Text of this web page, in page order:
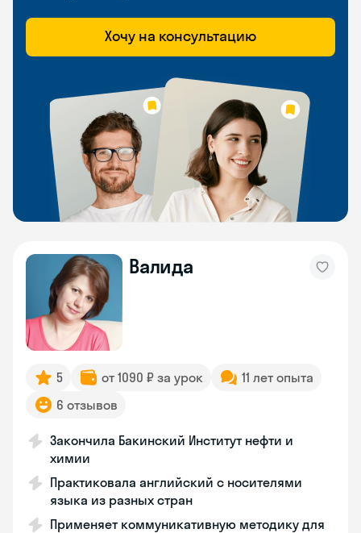
Хочу на консультацию
Валида
5 от 1090 ₽ за урок
11 лет опыта
6 отзывов
Закончила Бакинский Институт нефти и
химии
Практиковала английский с носителями
языка из разных стран
Применяет коммуникативную методику для